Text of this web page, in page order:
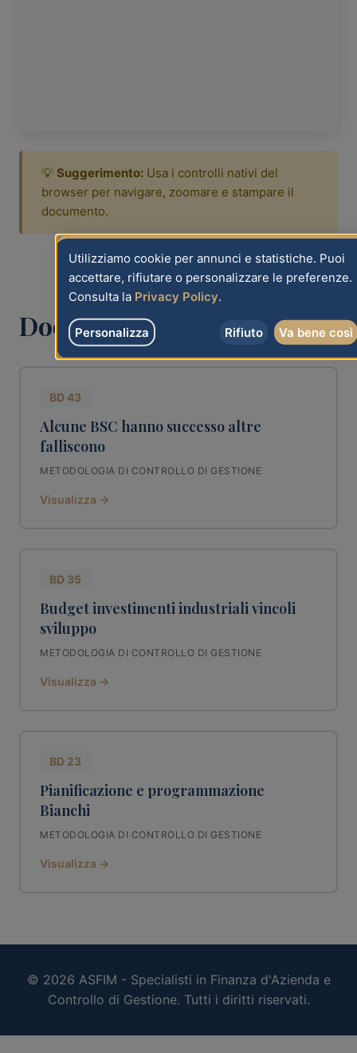
💡 Suggerimento: Usa i controlli nativi del
browser per navigare, zoomare e stampare il
documento.
Documenti Correlati
BD 43
Alcune BSC hanno successo altre
falliscono
METODOLOGIA DI CONTROLLO DI GESTIONE
Visualizza →
BD 35
Budget investimenti industriali vincoli
sviluppo
METODOLOGIA DI CONTROLLO DI GESTIONE
Visualizza →
BD 23
Pianificazione e programmazione
Bianchi
METODOLOGIA DI CONTROLLO DI GESTIONE
Visualizza →
© 2026 ASFIM - Specialisti in Finanza d'Azienda e
Controllo di Gestione. Tutti i diritti riservati.
Utilizziamo cookie per annunci e statistiche. Puoi
accettare, rifiutare o personalizzare le preferenze.
Consulta la Privacy Policy.
Personalizza Rifiuto Va bene così